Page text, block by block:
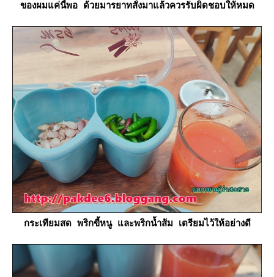
ของผมแค่นี้พอ ด้วยมารยาทสั่งมาแล้วควรรับผิดชอบให้หมด
กระเทียมสด พริกขี้หนู และพริกน้ำส้ม เตรียมไว้ให้อย่างดี